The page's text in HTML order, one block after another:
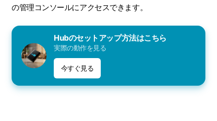
の管理コンソールにアクセスできます。
Hubのセットアップ方法はこちら
実際の動作を見る
今すぐ見る